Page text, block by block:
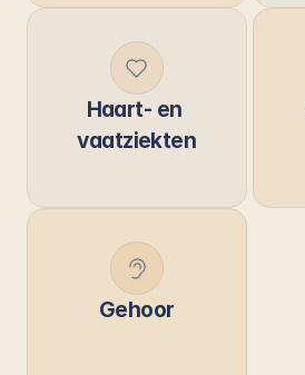
Haart- en
vaatziekten
Gehoor